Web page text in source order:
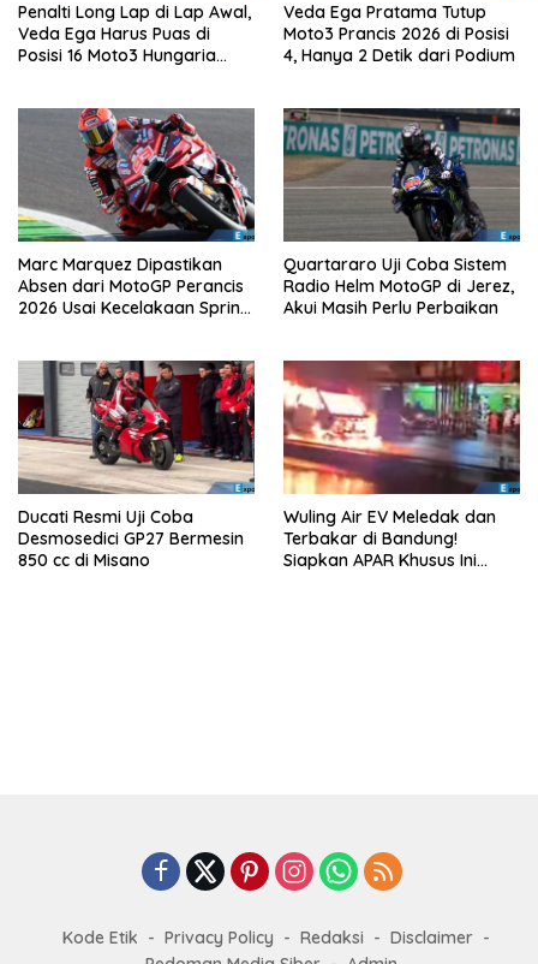
Penalti Long Lap di Lap Awal,
Veda Ega Harus Puas di
Posisi 16 Moto3 Hungaria
Veda Ega Pratama Tutup
Moto3 Prancis 2026 di Posisi
4, Hanya 2 Detik dari Podium
Marc Marquez Dipastikan
Absen dari MotoGP Perancis
2026 Usai Kecelakaan Sprint
Quartararo Uji Coba Sistem
Radio Helm MotoGP di Jerez,
Akui Masih Perlu Perbaikan
Ducati Resmi Uji Coba
Desmosedici GP27 Bermesin
850 cc di Misano
Wuling Air EV Meledak dan
Terbakar di Bandung!
Siapkan APAR Khusus Ini
Kode Etik Privacy Policy Redaksi
Disclaimer